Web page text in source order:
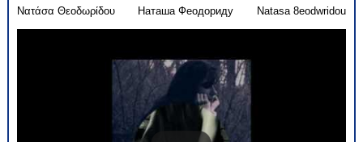
Νατάσα Θεοδωρίδου Наташа Феодориду Natasa 8eodwridou